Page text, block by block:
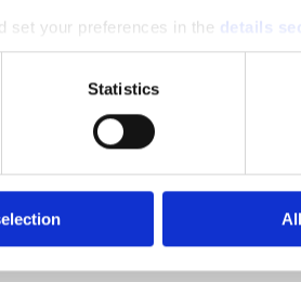
set your preferences in the details
media features and to analyse our
and analytics partners who
from your use of their
Statistics